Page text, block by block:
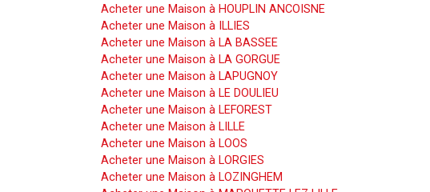
Acheter une Maison à HOUPLIN ANCOISNE
Acheter une Maison à ILLIES
Acheter une Maison à LA BASSEE
Acheter une Maison à LA GORGUE
Acheter une Maison à LAPUGNOY
Acheter une Maison à LE DOULIEU
Acheter une Maison à LEFOREST
Acheter une Maison à LILLE
Acheter une Maison à LOOS
Acheter une Maison à LORGIES
Acheter une Maison à LOZINGHEM